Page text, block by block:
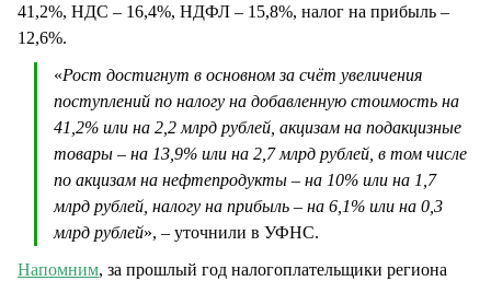
41,2%, НДС – 16,4%, НДФЛ – 15,8%, налог на прибыль –
12,6%.
«Рост достигнут в основном за счёт увеличения
поступлений по налогу на добавленную стоимость на
41,2% или на 2,2 млрд рублей, акцизам на подакцизные
товары – на 13,9% или на 2,7 млрд рублей, в том числе
по акцизам на нефтепродукты – на 10% или на 1,7
млрд рублей, налогу на прибыль – на 6,1% или на 0,3
млрд рублей», – уточнили в УФНС.
Напомним, за прошлый год налогоплательщики региона